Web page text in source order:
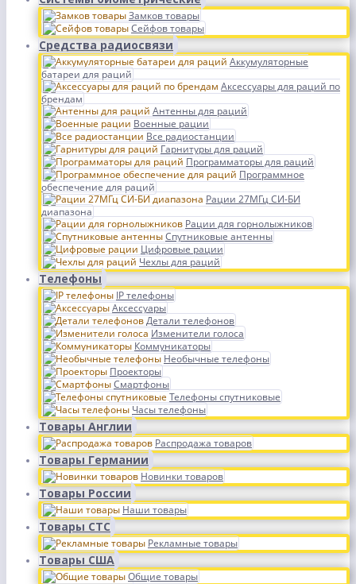
Замков товары
Сейфов товары
Средства радиосвязи
Аккумуляторные
батареи для раций
Аксессуары для раций по
брендам
Антенны для раций
Военные рации
Все радиостанции
Гарнитуры для раций
Программаторы для раций
Программное
обеспечение для раций
Рации 27МГц СИ-БИ
диапазона
Рации для горнолыжников
Спутниковые антенны
Цифровые рации
Чехлы для раций
Телефоны
IP телефоны
Аксессуары
Детали телефонов
Изменители голоса
Коммуникаторы
Необычные телефоны
Проекторы
Смартфоны
Телефоны спутниковые
Часы телефоны
Товары Англии
Распродажа товаров
Товары Германии
Новинки товаров
Товары России
Наши товары
Товары СТС
Рекламные товары
Товары США
Общие товары